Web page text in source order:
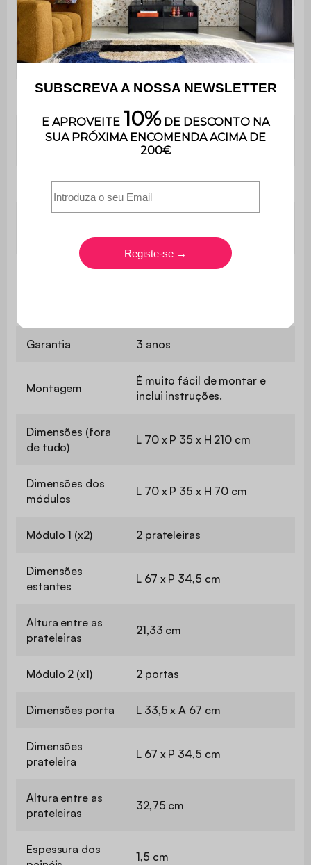
Cor Branco
Número de portas 2
Pega Não
Número de
5
Peso 42,1 kg
Apenas para uso
Garantia 3 anos
Montagem
É muito fácil de montar e
inclui instruções.
Dimensões (fora
de tudo)
L 70 x P 35 x H 210 cm
Dimensões dos
módulos
L 70 x P 35 x H 70 cm
Módulo 1 (x2) 2 prateleiras
Dimensões
estantes
L 67 x P 34,5 cm
Altura entre as
prateleiras
21,33 cm
Módulo 2 (x1) 2 portas
Dimensões porta L 33,5 x A 67 cm
Dimensões
prateleira
L 67 x P 34,5 cm
Altura entre as
prateleiras
32,75 cm
Espessura dos
1,5 cm